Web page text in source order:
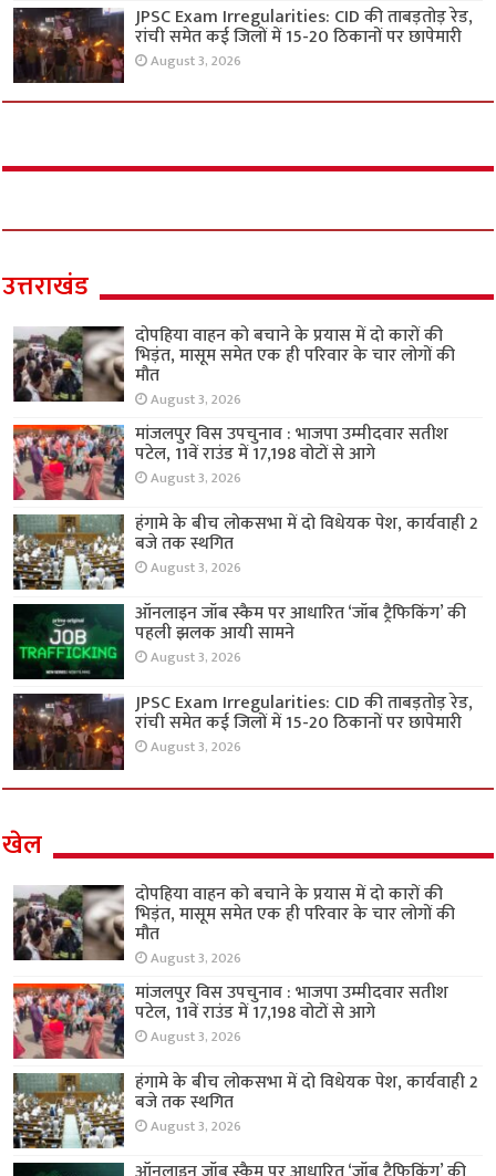
JPSC Exam Irregularities: CID की ताबड़तोड़ रेड,
रांची समेत कई जिलों में 15-20 ठिकानों पर छापेमारी
August 3, 2026
उत्तराखंड
दोपहिया वाहन को बचाने के प्रयास में दो कारों की
भिड़ंत, मासूम समेत एक ही परिवार के चार लोगों की
मौत
August 3, 2026
मांजलपुर विस उपचुनाव : भाजपा उम्मीदवार सतीश
पटेल, 11वें राउंड में 17,198 वोटों से आगे
August 3, 2026
हंगामे के बीच लोकसभा में दो विधेयक पेश, कार्यवाही 2
बजे तक स्थगित
August 3, 2026
ऑनलाइन जॉब स्कैम पर आधारित ‘जॉब ट्रैफिकिंग’ की
पहली झलक आयी सामने
August 3, 2026
JPSC Exam Irregularities: CID की ताबड़तोड़ रेड,
रांची समेत कई जिलों में 15-20 ठिकानों पर छापेमारी
August 3, 2026
खेल
दोपहिया वाहन को बचाने के प्रयास में दो कारों की
भिड़ंत, मासूम समेत एक ही परिवार के चार लोगों की
मौत
August 3, 2026
मांजलपुर विस उपचुनाव : भाजपा उम्मीदवार सतीश
पटेल, 11वें राउंड में 17,198 वोटों से आगे
August 3, 2026
हंगामे के बीच लोकसभा में दो विधेयक पेश, कार्यवाही 2
बजे तक स्थगित
August 3, 2026